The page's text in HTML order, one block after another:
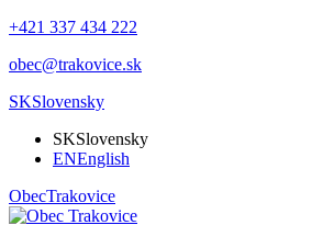
+421 337 434 222
obec@trakovice.sk
SKSlovensky
SKSlovensky
ENEnglish
ObecTrakovice